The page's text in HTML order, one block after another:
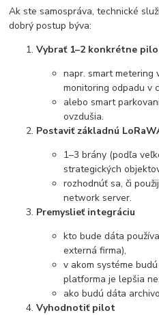
Ak ste samospráva, technické
dobrý postup býva:
Vybrať 1–2 konkrétne
napr. smart metering
monitoring odpadu v
alebo smart
ovzdušia.
Postaviť základnú
1–3 brány (podľa
strategických
rozhodnúť sa, či
network server.
Premyslieť integráciu
kto bude dáta
externá firma),
v akom systéme
platforma je lepšia
ako budú dáta
Vyhodnotiť pilot